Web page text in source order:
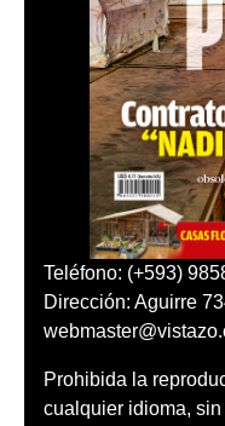
Teléfono: (+593)
Dirección: Aguirre
Prohibida la
cualquier idioma,